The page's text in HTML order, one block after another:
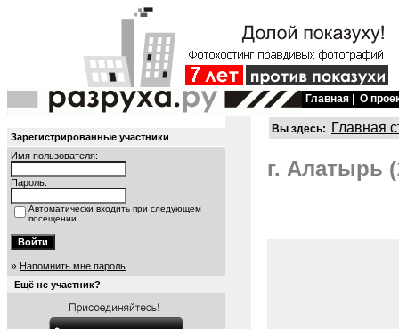
Главная О
Зарегистрированные участники
Имя пользователя:
Пароль:
Автоматически входить при следующем
посещении
» Напомнить мне пароль
Ещё не участник?
Вы здесь: Главная
г. Алатырь